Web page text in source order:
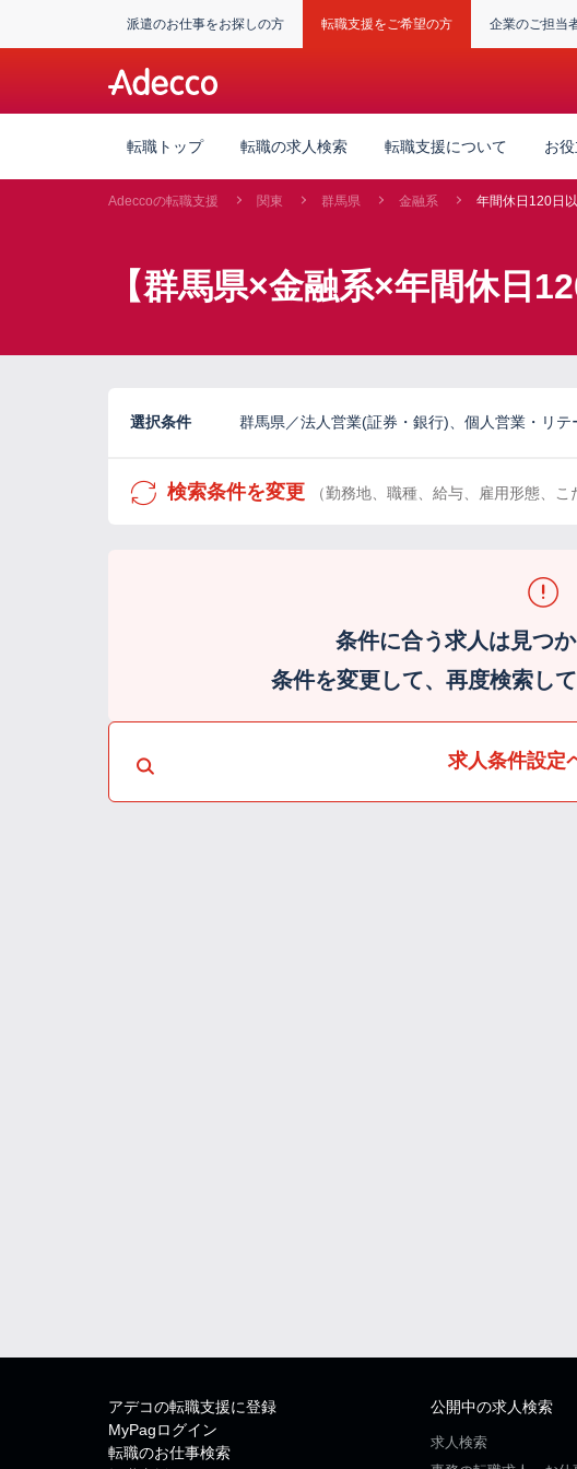
派遣のお仕事をお探しの方 転職支援をご希望の方 企業のご担当
転職トップ 転職の求人検索 転職支援について お
Adeccoの転職支援 関東 群馬県 金融系 年間休日120日
【群馬県×金融系×年間休日
選択条件 群馬県／法人営業(証券・銀行)、個人営業・リ
検索条件を変更 （勤務地、職種、給与、雇用形態、こ
条件に合う求人は見つか
条件を変更して、再度検索し
求人条件設定
アデコの転職支援に登録
MyPagログイン
転職のお仕事検索
公開中の求人検索
求人検索